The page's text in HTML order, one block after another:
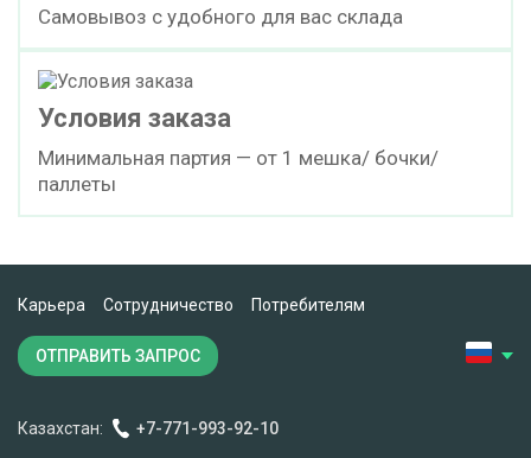
Самовывоз с удобного для вас склада
Условия заказа
Минимальная партия — от 1 мешка/ бочки/
паллеты
Карьера Сотрудничество Потребителям
ОТПРАВИТЬ ЗАПРОС
Казахстан: +7-771-993-92-10